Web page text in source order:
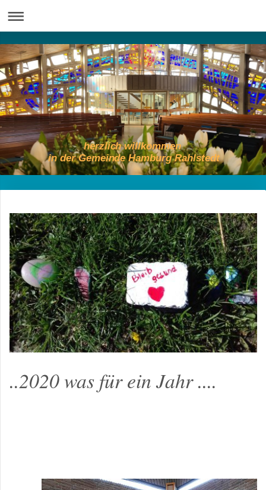
herzlich willkommen
in der Gemeinde Hamburg Rahlstedt
..2020 was für ein Jahr ....